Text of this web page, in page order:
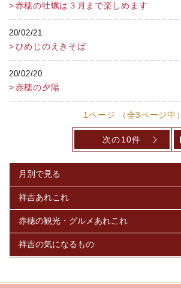
赤穂の牡蠣は３月まで楽しめます
20/02/21
ひめじのえきそば
20/02/20
赤穂の夕陽
1ページ （全3ページ中）
次の10件